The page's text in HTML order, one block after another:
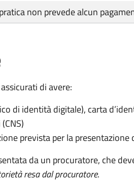
non prevede alcun
di avere:
di identità digitale), carta
prevista per la presentazione
da un procuratore, che
resa dal procuratore.